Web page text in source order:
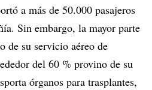
a más de 50.000 pasajeros
Sin embargo, la mayor parte
de su servicio aéreo de
del 60 % provino de su
órganos para trasplantes,